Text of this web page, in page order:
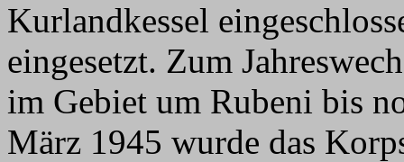
Kurlandkessel
eingesetzt. Zum
im Gebiet um Rubeni bis
März 1945 wurde das